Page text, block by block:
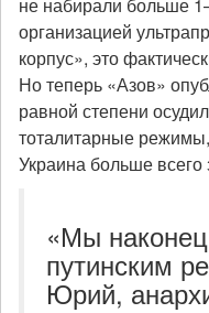
организацией
корпус», это
Но теперь «Азов»
равной степени
тоталитарные
Украина больше
«Мы
путинским
Юрий,